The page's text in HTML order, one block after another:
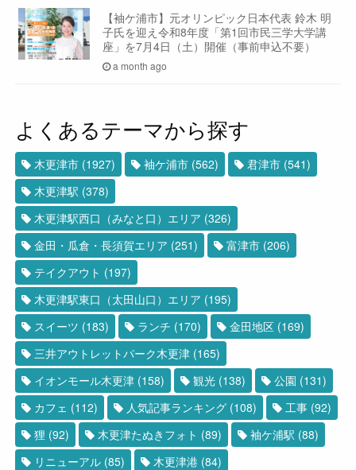
【袖ケ浦市】元オリンピック日本代表 鈴木 明
子氏を迎え令和8年度「第1回市民三学大学講
座」を7月4日（土）開催（事前申込不要）
a month ago
よくあるテーマから探す
木更津市 (1927) 袖ケ浦市 (562) 君津市 (541)
木更津駅 (378)
木更津駅西口（みなと口）エリア (326)
金田・瓜倉・長須賀エリア (251) 富津市 (206)
テイクアウト (197)
木更津駅東口（太田山口）エリア (195)
スイーツ (183) ランチ (170) 金田地区 (169)
三井アウトレットパーク木更津 (165)
イオンモール木更津 (158) 観光 (138) 公園 (131)
カフェ (112) 人気記事ランキング (108) 工事 (92)
狸 (92) 木更津たぬきフォト (89) 袖ケ浦駅 (88)
リニューアル (85) 木更津港 (84)